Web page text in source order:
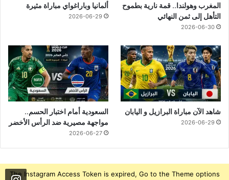
المغرب وهولندا.. قمة نارية بطموح
التأهل إلى ثمن النهائي
2026-06-30
ألمانيا وباراغواي مباراة مثيرة
2026-06-29
شاهد الآن مباراة البرازيل و اليابان
2026-06-29
السعودية أمام اختبار الحسم..
مواجهة مصيرية ضد الرأس الأخضر
2026-06-27
The Instagram Access Token is expired, Go to the Theme options